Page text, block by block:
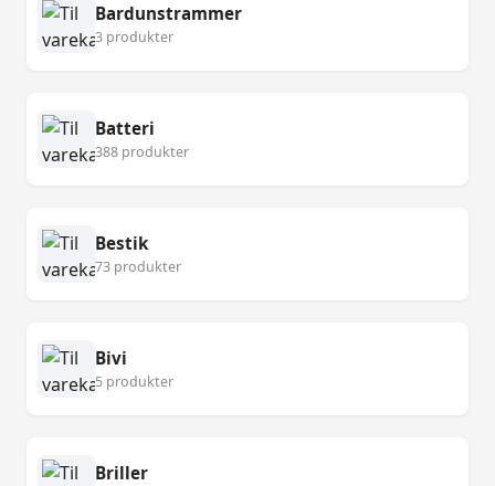
Bardunstrammer
3 produkter
Batteri
388 produkter
Bestik
73 produkter
Bivi
5 produkter
Briller